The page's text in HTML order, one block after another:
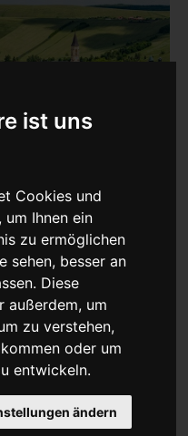
ist uns
Cookies und
Ihnen ein
zu ermöglichen
sehen, besser an
Diese
außerdem, um
zu verstehen,
oder um
entwickeln.
ändern